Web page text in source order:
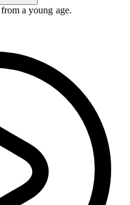
from a young age.